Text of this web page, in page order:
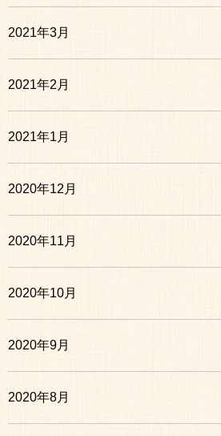
2021年3月
2021年2月
2021年1月
2020年12月
2020年11月
2020年10月
2020年9月
2020年8月